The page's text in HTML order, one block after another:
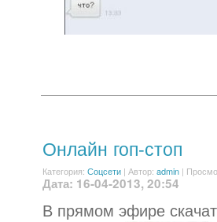
Онлайн гоп-стоп
Категория: Соцсети | Автор: admin |
Дата: 16-04-2013, 20:54
В прямом эфире